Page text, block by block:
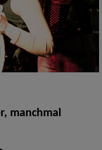
manchmal